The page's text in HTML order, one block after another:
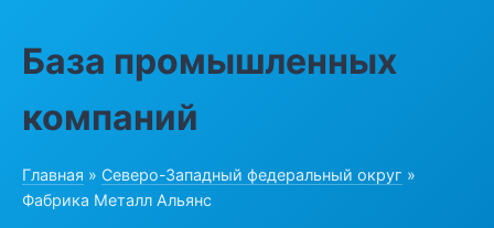
База промышленных
компаний
Главная » Северо-Западный федеральный округ »
Фабрика Металл Альянс